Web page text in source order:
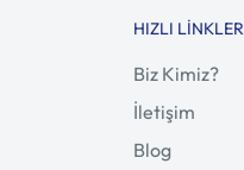
HIZLI LINKLER
Biz Kimiz?
İletişim
Blog